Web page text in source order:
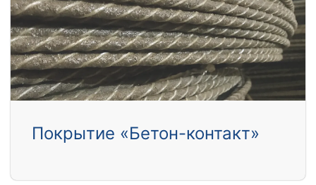
Покрытие «Бетон-контакт»